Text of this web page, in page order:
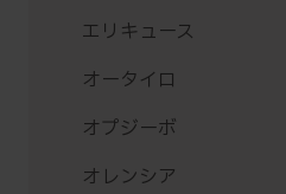
エリキュース
オータイロ
オプジーボ
オレンシア